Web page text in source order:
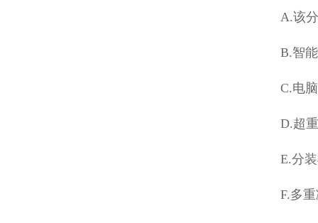
A.该
B.智
C.电
D.超
E.分
F.多